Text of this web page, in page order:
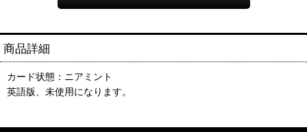
商品詳細
カード状態：ニアミント
英語版、未使用になります。